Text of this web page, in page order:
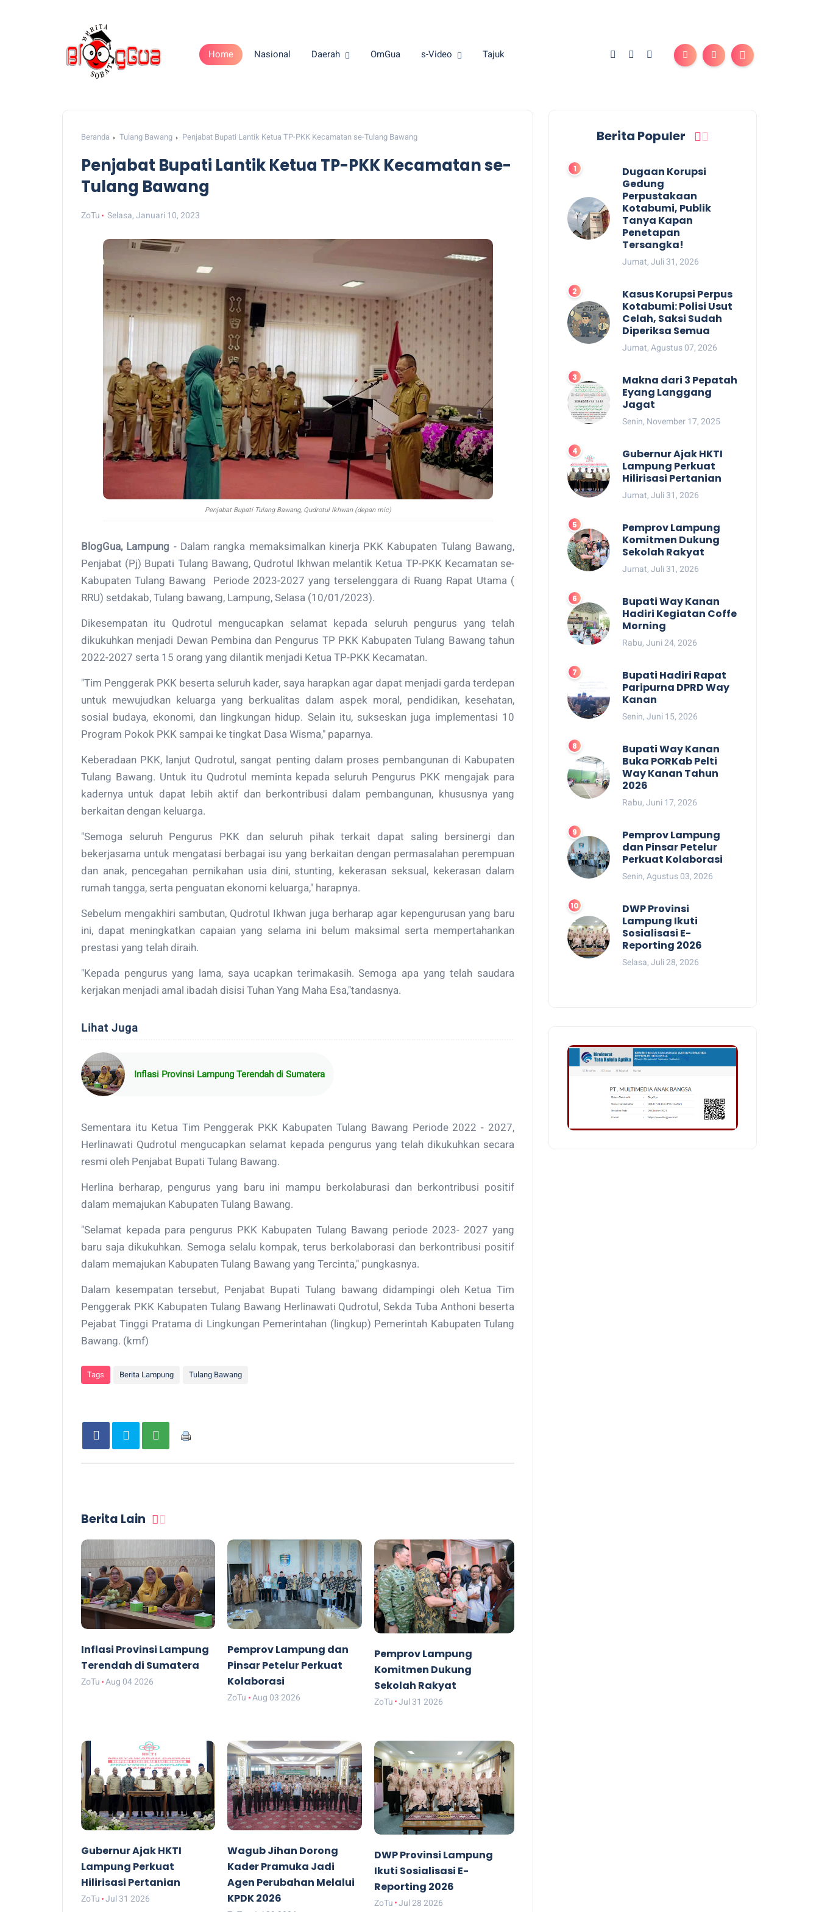
Home Nasional Daerah OmGua s-Video Tajuk
Beranda Tulang Bawang Penjabat Bupati Lantik Ketua TP-PKK Kecamatan se-Tulang Bawang
Penjabat Bupati Lantik Ketua TP-PKK Kecamatan se-
Tulang Bawang
ZoTu Selasa, Januari 10, 2023
Penjabat Bupati Tulang Bawang, Qudrotul Ikhwan (depan mic)
BlogGua, Lampung - Dalam rangka memaksimalkan kinerja PKK Kabupaten Tulang Bawang,
Penjabat (Pj) Bupati Tulang Bawang, Qudrotul Ikhwan melantik Ketua TP-PKK Kecamatan se-
Kabupaten Tulang Bawang Periode 2023-2027 yang terselenggara di Ruang Rapat Utama (
RRU) setdakab, Tulang bawang, Lampung, Selasa (10/01/2023).
Dikesempatan itu Qudrotul mengucapkan selamat kepada seluruh pengurus yang telah
dikukuhkan menjadi Dewan Pembina dan Pengurus TP PKK Kabupaten Tulang Bawang tahun
2022-2027 serta 15 orang yang dilantik menjadi Ketua TP-PKK Kecamatan.
"Tim Penggerak PKK beserta seluruh kader, saya harapkan agar dapat menjadi garda terdepan
untuk mewujudkan keluarga yang berkualitas dalam aspek moral, pendidikan, kesehatan,
sosial budaya, ekonomi, dan lingkungan hidup. Selain itu, sukseskan juga implementasi 10
Program Pokok PKK sampai ke tingkat Dasa Wisma," paparnya.
Keberadaan PKK, lanjut Qudrotul, sangat penting dalam proses pembangunan di Kabupaten
Tulang Bawang. Untuk itu Qudrotul meminta kepada seluruh Pengurus PKK mengajak para
kadernya untuk dapat lebih aktif dan berkontribusi dalam pembangunan, khususnya yang
berkaitan dengan keluarga.
"Semoga seluruh Pengurus PKK dan seluruh pihak terkait dapat saling bersinergi dan
bekerjasama untuk mengatasi berbagai isu yang berkaitan dengan permasalahan perempuan
dan anak, pencegahan pernikahan usia dini, stunting, kekerasan seksual, kekerasan dalam
rumah tangga, serta penguatan ekonomi keluarga," harapnya.
Sebelum mengakhiri sambutan, Qudrotul Ikhwan juga berharap agar kepengurusan yang baru
ini, dapat meningkatkan capaian yang selama ini belum maksimal serta mempertahankan
prestasi yang telah diraih.
"Kepada pengurus yang lama, saya ucapkan terimakasih. Semoga apa yang telah saudara
kerjakan menjadi amal ibadah disisi Tuhan Yang Maha Esa,"tandasnya.
Lihat Juga
Inflasi Provinsi Lampung Terendah di Sumatera
Sementara itu Ketua Tim Penggerak PKK Kabupaten Tulang Bawang Periode 2022 - 2027,
Herlinawati Qudrotul mengucapkan selamat kepada pengurus yang telah dikukuhkan secara
resmi oleh Penjabat Bupati Tulang Bawang.
Herlina berharap, pengurus yang baru ini mampu berkolaburasi dan berkontribusi positif
dalam memajukan Kabupaten Tulang Bawang.
"Selamat kepada para pengurus PKK Kabupaten Tulang Bawang periode 2023- 2027 yang
baru saja dikukuhkan. Semoga selalu kompak, terus berkolaborasi dan berkontribusi positif
dalam memajukan Kabupaten Tulang Bawang yang Tercinta," pungkasnya.
Dalam kesempatan tersebut, Penjabat Bupati Tulang bawang didampingi oleh Ketua Tim
Penggerak PKK Kabupaten Tulang Bawang Herlinawati Qudrotul, Sekda Tuba Anthoni beserta
Pejabat Tinggi Pratama di Lingkungan Pemerintahan (lingkup) Pemerintah Kabupaten Tulang
Bawang. (kmf)
Tags Berita Lampung Tulang Bawang
Berita Lain
Inflasi Provinsi Lampung
Terendah di Sumatera
ZoTu Aug 04 2026
Pemprov Lampung dan
Pinsar Petelur Perkuat
Kolaborasi
ZoTu Aug 03 2026
Pemprov Lampung
Komitmen Dukung
Sekolah Rakyat
ZoTu Jul 31 2026
Gubernur Ajak HKTI
Lampung Perkuat
Hilirisasi Pertanian
ZoTu Jul 31 2026
Wagub Jihan Dorong
Kader Pramuka Jadi
Agen Perubahan Melalui
KPDK 2026
DWP Provinsi Lampung
Ikuti Sosialisasi E-
Reporting 2026
ZoTu Jul 28 2026
Berita Populer
Dugaan Korupsi
Gedung
Perpustakaan
Kotabumi, Publik
Tanya Kapan
Penetapan
Tersangka!
Jumat, Juli 31, 2026
Kasus Korupsi Perpus
Kotabumi: Polisi Usut
Celah, Saksi Sudah
Diperiksa Semua
Jumat, Agustus 07, 2026
Makna dari 3 Pepatah
Eyang Langgang
Jagat
Senin, November 17, 2025
Gubernur Ajak HKTI
Lampung Perkuat
Hilirisasi Pertanian
Jumat, Juli 31, 2026
Pemprov Lampung
Komitmen Dukung
Sekolah Rakyat
Jumat, Juli 31, 2026
Bupati Way Kanan
Hadiri Kegiatan Coffe
Morning
Rabu, Juni 24, 2026
Bupati Hadiri Rapat
Paripurna DPRD Way
Kanan
Senin, Juni 15, 2026
Bupati Way Kanan
Buka PORKab Pelti
Way Kanan Tahun
2026
Rabu, Juni 17, 2026
Pemprov Lampung
dan Pinsar Petelur
Perkuat Kolaborasi
Senin, Agustus 03, 2026
DWP Provinsi
Lampung Ikuti
Sosialisasi E-
Reporting 2026
Selasa, Juli 28, 2026